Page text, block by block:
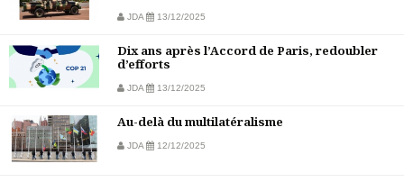
JDA 13/12/2025
Dix ans après l’Accord de Paris, redoubler
d’efforts
JDA 13/12/2025
Au-delà du multilatéralisme
JDA 12/12/2025